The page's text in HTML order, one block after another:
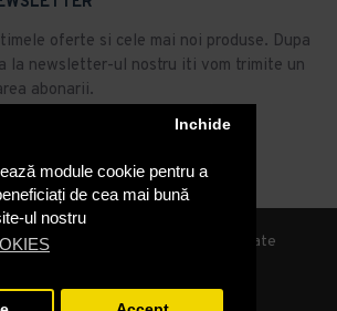
module cookie pentru a
de cea mai bună
ul nostru
Inchide
oferte si cele mai noi produse. Dupa
la newsletter-ul nostru iti vom trimite un
abonarii.
Abonare
cu Politica de Confidentialitate
Distribution, Toate drepturile rezervate